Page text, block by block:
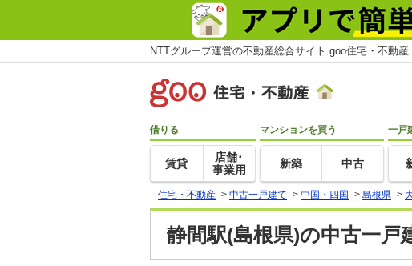
NTTグループ運営の不動産総合サイト goo住宅・不動産
借りる
賃貸
店舗･
事業用
マンションを買う
新築 中古
一戸
住宅・不動産 > 中古一戸建て > 中国・四国 > 島根県 >
静間駅(島根県)の中古一戸